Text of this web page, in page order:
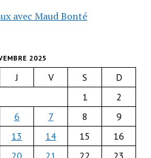
avec Maud Bonté
2025
J V S
D
1
2
6 7 8
9
13 14 15
16
20 21 22 23